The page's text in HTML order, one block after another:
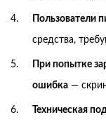
Пользователи
средства,
При попытке
ошибка —
Техническая